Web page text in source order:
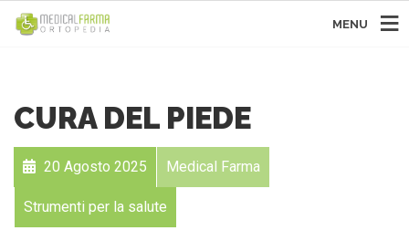
MENU
CURA DEL PIEDE
20 Agosto 2025 Medical Farma
Strumenti per la salute